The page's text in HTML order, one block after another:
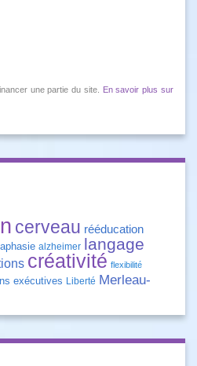
une partie du site.
En savoir plus sur
cerveau rééducation
aphasie alzheimer langage
créativité flexibilité
exécutives Liberté Merleau-